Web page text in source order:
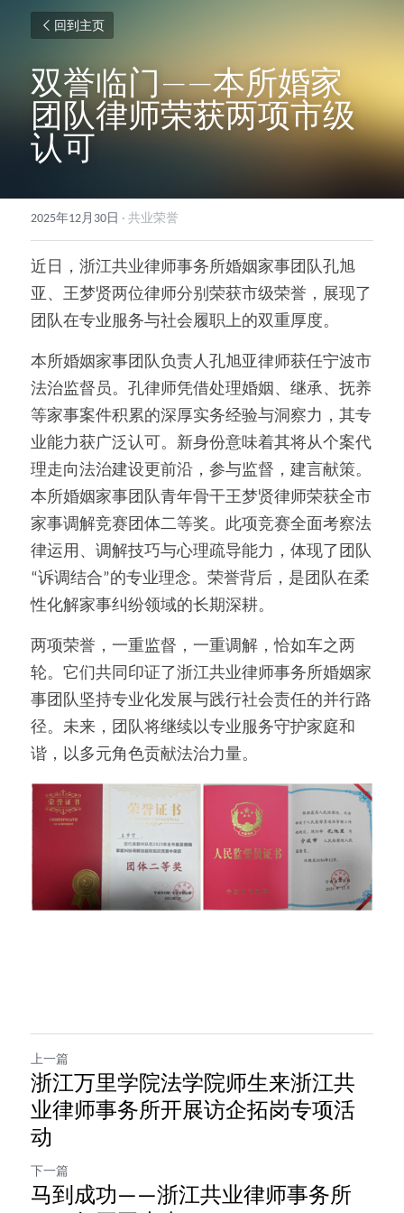
回到主页
双誉临门——本所婚家
团队律师荣获两项市级
认可
2025年12月30日 · 共业荣誉
近日，浙江共业律师事务所婚姻家事团队孔旭
亚、王梦贤两位律师分别荣获市级荣誉，展现了
团队在专业服务与社会履职上的双重厚度。
本所婚姻家事团队负责人孔旭亚律师获任宁波市
法治监督员。孔律师凭借处理婚姻、继承、抚养
等家事案件积累的深厚实务经验与洞察力，其专
业能力获广泛认可。新身份意味着其将从个案代
理走向法治建设更前沿，参与监督，建言献策。
本所婚姻家事团队青年骨干王梦贤律师荣获全市
家事调解竞赛团体二等奖。此项竞赛全面考察法
律运用、调解技巧与心理疏导能力，体现了团队
“诉调结合”的专业理念。荣誉背后，是团队在柔
性化解家事纠纷领域的长期深耕。
两项荣誉，一重监督，一重调解，恰如车之两
轮。它们共同印证了浙江共业律师事务所婚姻家
事团队坚持专业化发展与践行社会责任的并行路
径。未来，团队将继续以专业服务守护家庭和
谐，以多元角色贡献法治力量。
上一篇
浙江万里学院法学院师生来浙江共
业律师事务所开展访企拓岗专项活
动
下一篇
马到成功——浙江共业律师事务所